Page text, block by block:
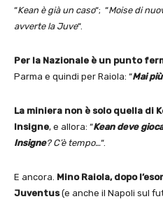
“Kean è già un caso“; “Moise di
avverte la Juve“.
Per la Nazionale è un punto
Parma e quindi per Raiola: “Mai
La miniera non è solo quella di
Insigne, e allora: “Kean deve
Insigne? C’è tempo…“.
E ancora. Mino Raiola, dopo
Juventus(e anche il Napoli sul